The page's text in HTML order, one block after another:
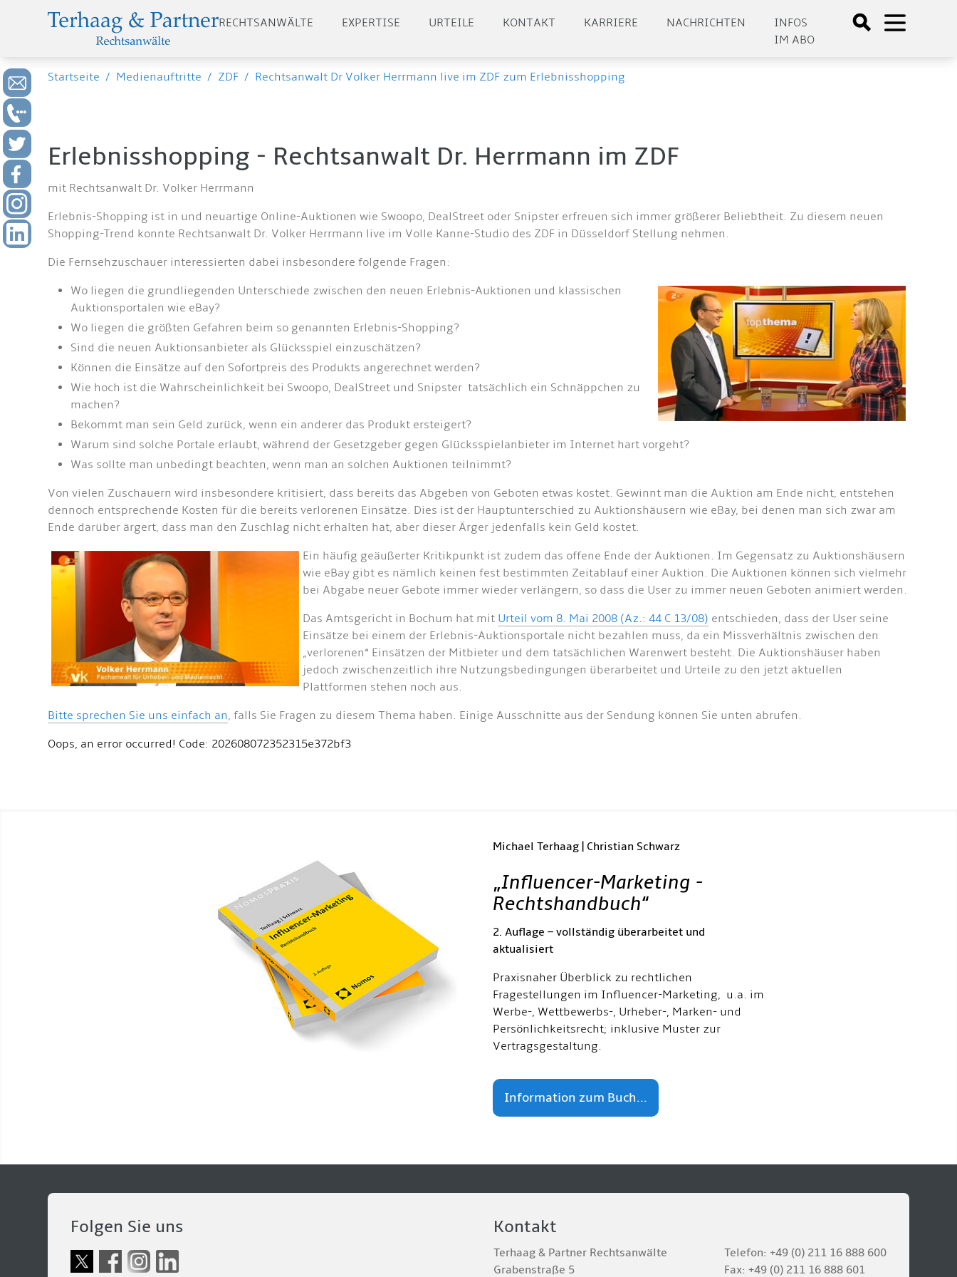
RECHTSANWÄLTE EXPERTISE URTEILE KONTAKT KARRIERE NACHRICHTEN
INFOS
IM ABO
Startseite / Medienauftritte / ZDF / Rechtsanwalt Dr Volker Herrmann live im ZDF zum Erlebnisshopping
Erlebnisshopping - Rechtsanwalt Dr. Herrmann im ZDF
mit Rechtsanwalt Dr. Volker Herrmann
Erlebnis-Shopping ist in und neuartige Online-Auktionen wie Swoopo, DealStreet oder Snipster erfreuen sich immer größerer Beliebtheit. Zu diesem neuen
Shopping-Trend konnte Rechtsanwalt Dr. Volker Herrmann live im Volle Kanne-Studio des ZDF in Düsseldorf Stellung nehmen.
Die Fernsehzuschauer interessierten dabei insbesondere folgende Fragen:
Wo liegen die grundliegenden Unterschiede zwischen den neuen Erlebnis-Auktionen und klassischen
Auktionsportalen wie eBay?
Wo liegen die größten Gefahren beim so genannten Erlebnis-Shopping?
Sind die neuen Auktionsanbieter als Glücksspiel einzuschätzen?
Können die Einsätze auf den Sofortpreis des Produkts angerechnet werden?
Wie hoch ist die Wahrscheinlichkeit bei Swoopo, DealStreet und Snipster tatsächlich ein Schnäppchen zu
machen?
Bekommt man sein Geld zurück, wenn ein anderer das Produkt ersteigert?
Warum sind solche Portale erlaubt, während der Gesetzgeber gegen Glücksspielanbieter im Internet hart vorgeht?
Was sollte man unbedingt beachten, wenn man an solchen Auktionen teilnimmt?
Von vielen Zuschauern wird insbesondere kritisiert, dass bereits das Abgeben von Geboten etwas kostet. Gewinnt man die Auktion am Ende nicht, entstehen
dennoch entsprechende Kosten für die bereits verlorenen Einsätze. Dies ist der Hauptunterschied zu Auktionshäusern wie eBay, bei denen man sich zwar am
Ende darüber ärgert, dass man den Zuschlag nicht erhalten hat, aber dieser Ärger jedenfalls kein Geld kostet.
Ein häufig geäußerter Kritikpunkt ist zudem das offene Ende der Auktionen. Im Gegensatz zu Auktionshäusern
wie eBay gibt es nämlich keinen fest bestimmten Zeitablauf einer Auktion. Die Auktionen können sich vielmehr
bei Abgabe neuer Gebote immer wieder verlängern, so dass die User zu immer neuen Geboten animiert werden.
Das Amtsgericht in Bochum hat mit Urteil vom 8. Mai 2008 (Az.: 44 C 13/08) entschieden, dass der User seine
Einsätze bei einem der Erlebnis-Auktionsportale nicht bezahlen muss, da ein Missverhältnis zwischen den
„verlorenen“ Einsätzen der Mitbieter und dem tatsächlichen Warenwert besteht. Die Auktionshäuser haben
jedoch zwischenzeitlich ihre Nutzungsbedingungen überarbeitet und Urteile zu den jetzt aktuellen
Plattformen stehen noch aus.
Bitte sprechen Sie uns einfach an, falls Sie Fragen zu diesem Thema haben. Einige Ausschnitte aus der Sendung können Sie unten abrufen.
Oops, an error occurred! Code: 202608072352315e372bf3
Michael Terhaag | Christian Schwarz
„Influencer-Marketing -
Rechtshandbuch“
2. Auflage – vollständig überarbeitet und
aktualisiert
Praxisnaher Überblick zu rechtlichen
Fragestellungen im Influencer-Marketing, u.a. im
Werbe-, Wettbewerbs-, Urheber-, Marken- und
Persönlichkeitsrecht; inklusive Muster zur
Vertragsgestaltung.
Information zum Buch...
Folgen Sie uns Kontakt
Terhaag & Partner Rechtsanwälte
Grabenstraße 5
Telefon: +49 (0) 211 16 888 600
Fax: +49 (0) 211 16 888 601